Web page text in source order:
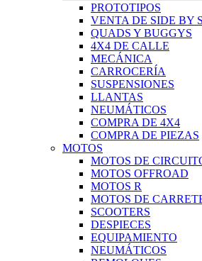
PROTOTIPOS
VENTA DE SIDE BY
QUADS Y BUGGYS
4X4 DE CALLE
MECÁNICA
CARROCERÍA
SUSPENSIONES
LLANTAS
NEUMÁTICOS
COMPRA DE 4X4
COMPRA DE PIEZAS
MOTOS
MOTOS DE
MOTOS OFFROAD
MOTOS R
MOTOS DE
SCOOTERS
DESPIECES
EQUIPAMIENTO
NEUMÁTICOS